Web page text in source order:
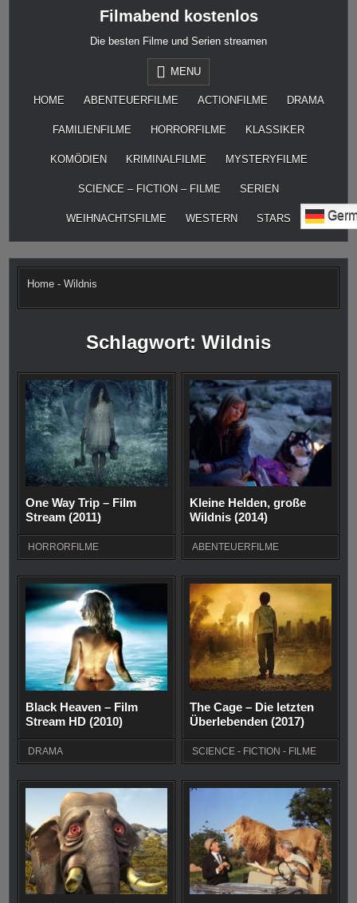
Filmabend kostenlos
Die besten Filme und Serien streamen
MENU
HOME ABENTEUERFILME ACTIONFILME DRAMA
FAMILIENFILME HORRORFILME KLASSIKER
KOMÖDIEN KRIMINALFILME MYSTERYFILME
SCIENCE – FICTION – FILME SERIEN
WEIHNACHTSFILME WESTERN STARS
Home -Wildnis
Schlagwort: Wildnis
One Way Trip – Film
Stream (2011)
HORRORFILME
Kleine Helden, große
Wildnis (2014)
ABENTEUERFILME
Black Heaven – Film
Stream HD (2010)
DRAMA
The Cage – Die letzten
Überlebenden (2017)
SCIENCE - FICTION - FILME